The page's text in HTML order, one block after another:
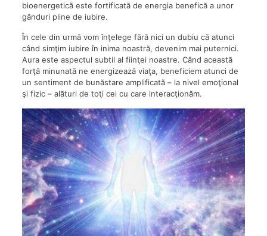
bioenergetică este fortificată de energia benefică a unor
gânduri pline de iubire.
În cele din urmă vom înţelege fără nici un dubiu că atunci
când simţim iubire în inima noastră, devenim mai puternici.
Aura este aspectul subtil al fiinţei noastre. Când această
forţă minunată ne energizează viaţa, beneficiem atunci de
un sentiment de bunăstare amplificată – la nivel emoţional
şi fizic – alături de toţi cei cu care interacţionăm.